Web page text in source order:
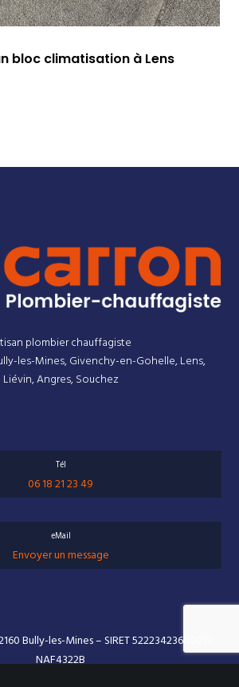
bloc climatisation à Lens
plombier chauffagiste
les-Mines, Givenchy-en-Gohelle, Lens,
Liévin, Angres, Souchez
Tél
06 18 21 23 49
eMail
Envoyer un message
Bully-les-Mines – SIRET 52223423600019
NAF4322B